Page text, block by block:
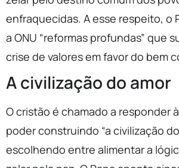
enfraquecidas. A esse respeito, o
a ONU “reformas profundas” que
crise de valores em favor do bem
A civilização do amor
O cristão é chamado a responder
poder construindo “a civilização
escolhendo entre alimentar a